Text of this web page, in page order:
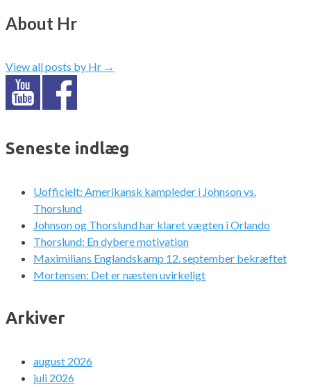
About Hr
View all posts by Hr →
Seneste indlæg
Uofficielt: Amerikansk kampleder i Johnson vs.
Thorslund
Johnson og Thorslund har klaret vægten i Orlando
Thorslund: En dybere motivation
Maximilians Englandskamp 12. september bekræftet
Mortensen: Det er næsten uvirkeligt
Arkiver
august 2026
juli 2026